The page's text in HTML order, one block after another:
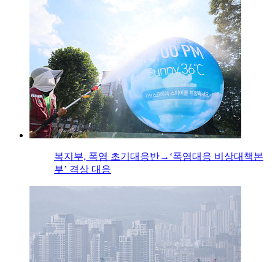
복지부, 폭염 초기대응반→‘폭염대응 비상대책본
부’ 격상 대응